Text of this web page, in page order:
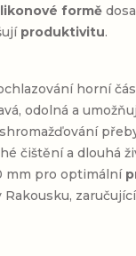
formě
produktivitu.
horní
odolná a
čištění a dlouhá
mm pro optimální
Rakousku,